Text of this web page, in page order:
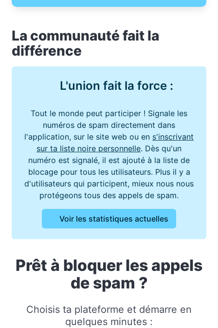
La communauté fait la
différence
L'union fait la force :
Tout le monde peut participer ! Signale les
numéros de spam directement dans
l'application, sur le site web ou en s'inscrivant
sur ta liste noire personnelle. Dès qu'un
numéro est signalé, il est ajouté à la liste de
blocage pour tous les utilisateurs. Plus il y a
d'utilisateurs qui participent, mieux nous nous
protégeons tous des appels de spam.
Voir les statistiques actuelles
Prêt à bloquer les appels
de spam ?
Choisis ta plateforme et démarre en
quelques minutes :